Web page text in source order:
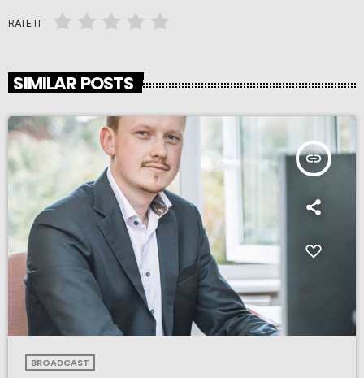
RATE IT
SIMILAR POSTS
insert_link
BROADCAST